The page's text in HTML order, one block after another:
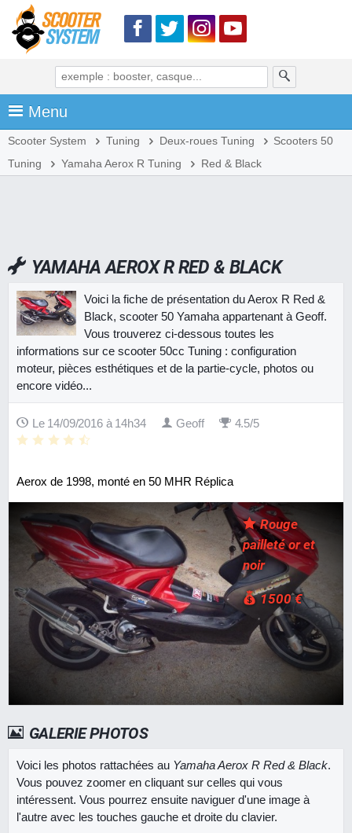
Menu
Scooter System Tuning Deux-roues Tuning
Scooters 50
Tuning
Yamaha Aerox R Tuning Red & Black
YAMAHA AEROX R RED & BLACK
Voici la fiche de présentation du Aerox R Red &
Black, scooter 50 Yamaha appartenant à Geoff.
Vous trouverez ci-dessous toutes les
informations sur ce scooter 50cc Tuning : configuration
moteur, pièces esthétiques et de la partie-cycle, photos ou
encore vidéo...
Le 14/09/2016 à 14h34 Geoff 4.5/5
Aerox de 1998, monté en 50 MHR Réplica
Rouge
pailleté or et
noir
1500 €
GALERIE PHOTOS
Voici les photos rattachées au Yamaha Aerox R Red & Black.
Vous pouvez zoomer en cliquant sur celles qui vous
intéressent. Vous pourrez ensuite naviguer d'une image à
l'autre avec les touches gauche et droite du clavier.